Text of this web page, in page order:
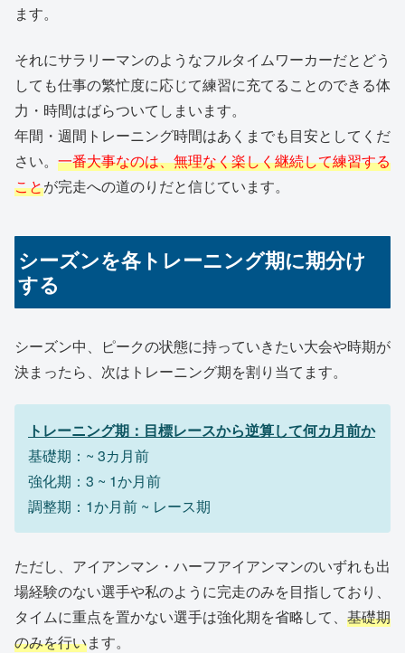
ます。
それにサラリーマンのようなフルタイムワーカーだとどう
しても仕事の繁忙度に応じて練習に充てることのできる体
力・時間はばらついてしまいます。
年間・週間トレーニング時間はあくまでも目安としてくだ
さい。 一番大事なのは、無理なく楽しく継続して練習する
ことが完走への道のりだと信じています。
シーズンを各トレーニング期に期分け
する
シーズン中、ピークの状態に持っていきたい大会や時期が
決まったら、次はトレーニング期を割り当てます。
トレーニング期：目標レースから逆算して何カ月前か
基礎期：~ 3カ月前
強化期：3 ~ 1か月前
調整期：1か月前 ~ レース期
ただし、アイアンマン・ハーフアイアンマンのいずれも出
場経験のない選手や私のように完走のみを目指しており、
タイムに重点を置かない選手は強化期を省略して、 基礎期
のみを行います。